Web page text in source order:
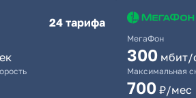
24 тарифа
МегаФон
300 мбит/
Максимальная
700 ₽/мес